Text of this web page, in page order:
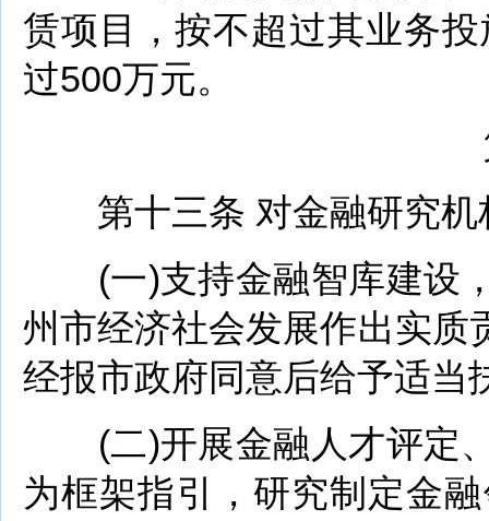
赁项目，按不超过其业务
过500万元。
第
第十三条 对金融研究机
(一)支持金融智库建设，
州市经济社会发展作出实质
经报市政府同意后给予适当
(二)开展金融人才评定、
为框架指引，研究制定金